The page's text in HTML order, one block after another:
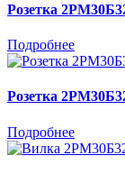
Розетка
Подробнее
Розетка
Подробнее